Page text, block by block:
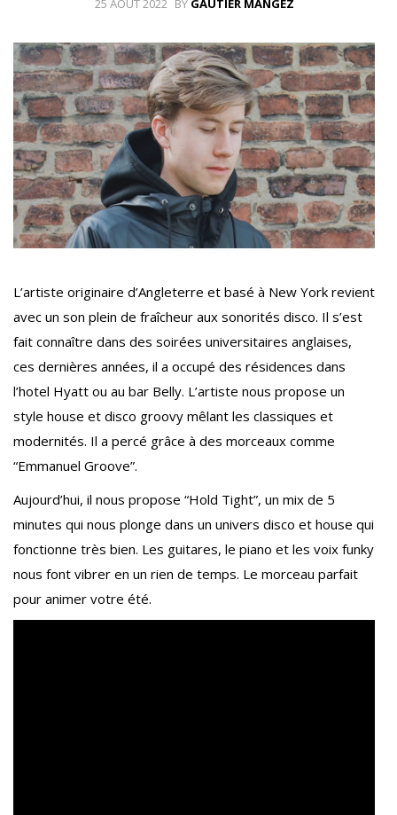
25 AOÛT 2022 BY GAUTIER MANGEZ
L’artiste originaire d’Angleterre et basé à New York revient
avec un son plein de fraîcheur aux sonorités disco. Il s’est
fait connaître dans des soirées universitaires anglaises,
ces dernières années, il a occupé des résidences dans
l’hotel Hyatt ou au bar Belly. L’artiste nous propose un
style house et disco groovy mêlant les classiques et
modernités. Il a percé grâce à des morceaux comme
“Emmanuel Groove”.
Aujourd’hui, il nous propose “Hold Tight”, un mix de 5
minutes qui nous plonge dans un univers disco et house qui
fonctionne très bien. Les guitares, le piano et les voix funky
nous font vibrer en un rien de temps. Le morceau parfait
pour animer votre été.